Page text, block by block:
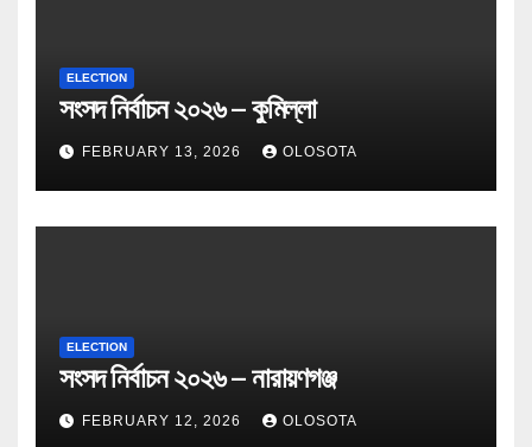
ELECTION
সংসদ নির্বাচন ২০২৬ – কুমিল্লা
FEBRUARY 13, 2026 OLOSOTA
ELECTION
সংসদ নির্বাচন ২০২৬ – নারায়ণগঞ্জ
FEBRUARY 12, 2026 OLOSOTA